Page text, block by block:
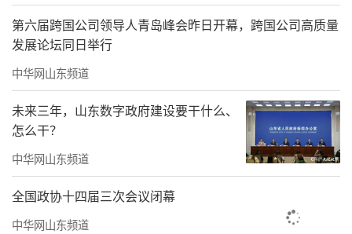
肩负着推动家乡围棋事业传承发展的重大责
任。
作为深耕棋界多年的一员老兵，我踏入围
棋行业已近三十年，并长期牵头山东职业围
棋、管理省男女围棋队。我虽不精通围棋对
弈，但始终倾心投入围棋普及推广工作，为围
棋事业的发展倾注心血，也积累了一定行业经
验。
第六届跨国公司领导人青岛峰会昨日开幕，跨国公司高质量
发展论坛同日举行
中华网山东频道
未来三年，山东数字政府建设要干什么、
怎么干？
中华网山东频道
全国政协十四届三次会议闭幕
中华网山东频道